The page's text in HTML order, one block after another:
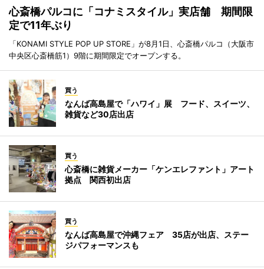
心斎橋パルコに「コナミスタイル」実店舗 期間限
定で11年ぶり
「KONAMI STYLE POP UP STORE」が8月1日、心斎橋パルコ（大阪市
中央区心斎橋筋1）9階に期間限定でオープンする。
買う
なんば高島屋で「ハワイ」展 フード、スイーツ、
雑貨など30店出店
買う
心斎橋に雑貨メーカー「ケンエレファント」アート
拠点 関西初出店
買う
なんば高島屋で沖縄フェア 35店が出店、ステー
ジパフォーマンスも